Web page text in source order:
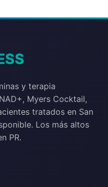
y terapia
Myers Cocktail,
tratados en San
Los más altos
PR.